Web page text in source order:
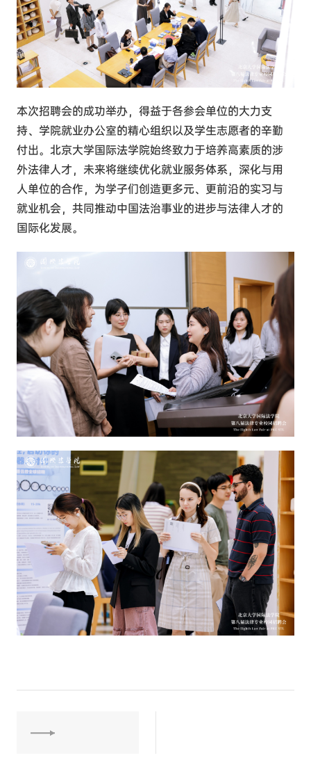
本次招聘会的成功举办，得益于各参会单位的大力支
持、学院就业办公室的精心组织以及学生志愿者的辛勤
付出。北京大学国际法学院始终致力于培养高素质的涉
外法律人才，未来将继续优化就业服务体系，深化与用
人单位的合作，为学子们创造更多元、更前沿的实习与
就业机会，共同推动中国法治事业的进步与法律人才的
国际化发展。